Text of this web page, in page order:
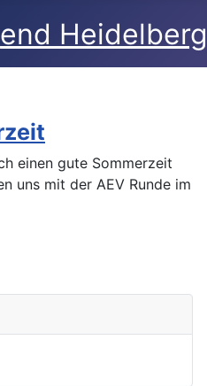
einen gute Sommerzeit
uns mit der AEV Runde im